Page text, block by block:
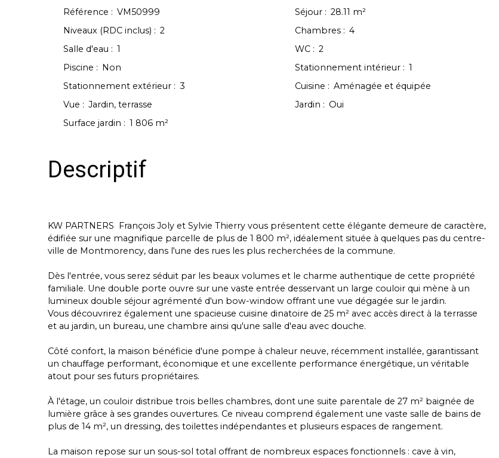
Référence : VM50999 Séjour : 28.11 m²
Niveaux (RDC inclus) : 2 Chambres : 4
Salle d'eau : 1 WC : 2
Piscine : Non Stationnement intérieur : 1
Stationnement extérieur : 3 Cuisine : Aménagée et équipée
Vue : Jardin, terrasse Jardin : Oui
Surface jardin : 1 806 m²
Descriptif
KW PARTNERS François Joly et Sylvie Thierry vous présentent cette élégante demeure de caractère,
édifiée sur une magnifique parcelle de plus de 1 800 m², idéalement située à quelques pas du centre-
ville de Montmorency, dans l'une des rues les plus recherchées de la commune.
Dès l'entrée, vous serez séduit par les beaux volumes et le charme authentique de cette propriété
familiale. Une double porte ouvre sur une vaste entrée desservant un large couloir qui mène à un
lumineux double séjour agrémenté d'un bow-window offrant une vue dégagée sur le jardin.
Vous découvrirez également une spacieuse cuisine dinatoire de 25 m² avec accès direct à la terrasse
et au jardin, un bureau, une chambre ainsi qu'une salle d'eau avec douche.
Côté confort, la maison bénéficie d'une pompe à chaleur neuve, récemment installée, garantissant
un chauffage performant, économique et une excellente performance énergétique, un véritable
atout pour ses futurs propriétaires.
À l'étage, un couloir distribue trois belles chambres, dont une suite parentale de 27 m² baignée de
lumière grâce à ses grandes ouvertures. Ce niveau comprend également une vaste salle de bains de
plus de 14 m², un dressing, des toilettes indépendantes et plusieurs espaces de rangement.
La maison repose sur un sous-sol total offrant de nombreux espaces fonctionnels : cave à vin,